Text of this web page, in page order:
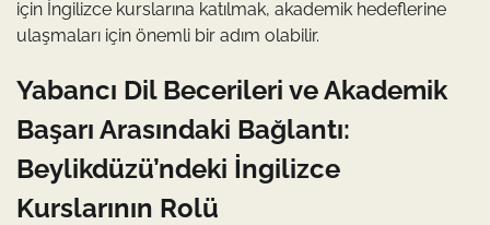
için İngilizce kurslarına katılmak, akademik hedeflerine
ulaşmaları için önemli bir adım olabilir.
Yabancı Dil Becerileri ve Akademik
Başarı Arasındaki Bağlantı:
Beylikdüzü’ndeki İngilizce
Kurslarının Rolü